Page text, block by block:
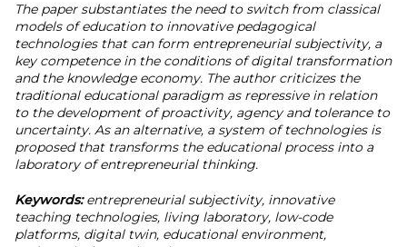
The paper substantiates the need to switch from classical
models of education to innovative pedagogical
technologies that can form entrepreneurial subjectivity, a
key competence in the conditions of digital transformation
and the knowledge economy. The author criticizes the
traditional educational paradigm as repressive in relation
to the development of proactivity, agency and tolerance to
uncertainty. As an alternative, a system of technologies is
proposed that transforms the educational process into a
laboratory of entrepreneurial thinking.
Keywords:entrepreneurial subjectivity, innovative
teaching technologies, living laboratory, low-code
platforms, digital twin, educational environment,